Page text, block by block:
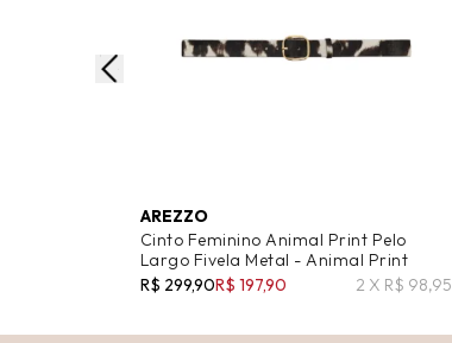
AREZZO
Cinto Feminino Animal Print Pelo
Largo Fivela Metal - Animal Print
R$ 299,90R$ 197,90 2 X R$ 98,95